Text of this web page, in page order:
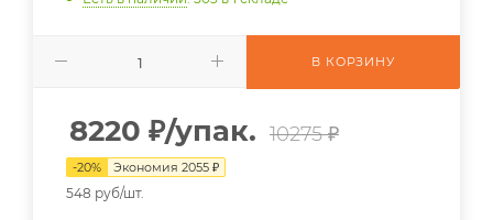
В КОРЗИНУ
8220 ₽/упак. 10275 ₽
-20% Экономия 2055 ₽
548 руб/шт.